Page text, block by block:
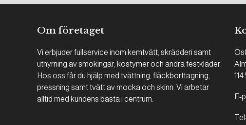
Om företaget
Vi erbjuder fullservice inom kemtvätt, skrädderi samt
uthyrning av smokingar, kostymer och andra festkläder.
Hos oss får du hjälp med tvättning, fläckborttagning,
pressning samt tvätt av mocka och skinn. Vi arbetar
alltid med kundens bästa i centrum.
E-
Tel: